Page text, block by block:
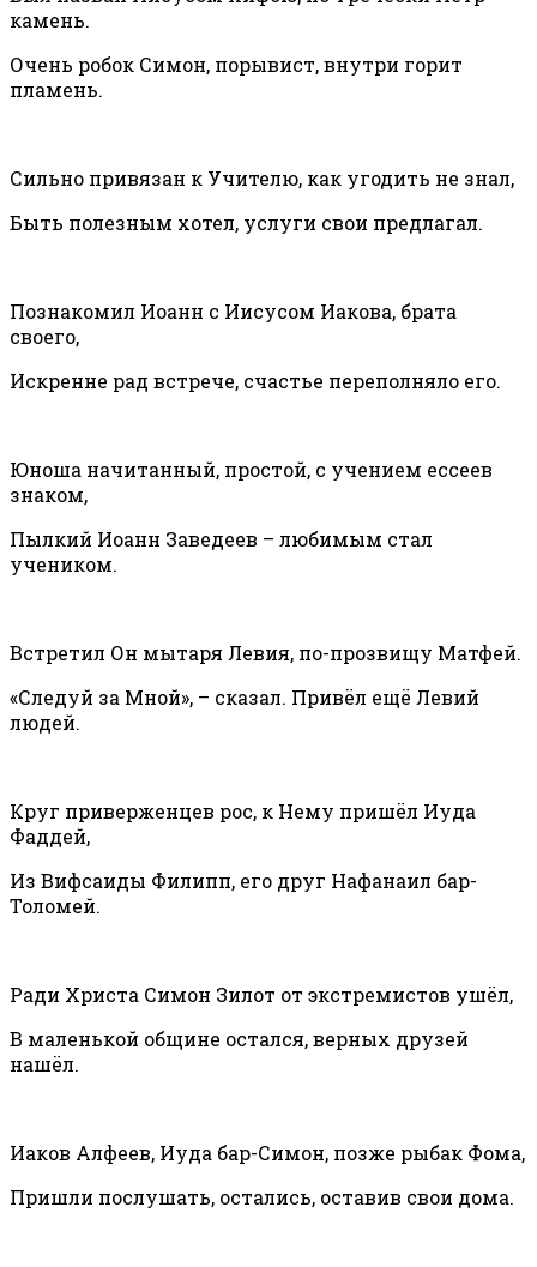
камень.
Очень робок Симон, порывист, внутри горит
пламень.
Сильно привязан к Учителю, как угодить не знал,
Быть полезным хотел, услуги свои предлагал.
Познакомил Иоанн с Иисусом Иакова, брата
своего,
Искренне рад встрече, счастье переполняло его.
Юноша начитанный, простой, с учением ессеев
знаком,
Пылкий Иоанн Заведеев – любимым стал
учеником.
Встретил Он мытаря Левия, по-прозвищу Матфей.
«Следуй за Мной», – сказал. Привёл ещё Левий
людей.
Круг приверженцев рос, к Нему пришёл Иуда
Фаддей,
Из Вифсаиды Филипп, его друг Нафанаил бар-
Толомей.
Ради Христа Симон Зилот от экстремистов ушёл,
В маленькой общине остался, верных друзей
нашёл.
Иаков Алфеев, Иуда бар-Симон, позже рыбак Фома,
Пришли послушать, остались, оставив свои дома.